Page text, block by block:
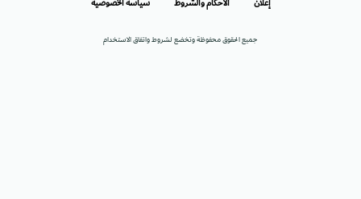
جميع الحقوق محفوظة وتخضع لشروط واتفاق الاستخدام
إعلان الأحكام والشروط سياسة الخصوصية